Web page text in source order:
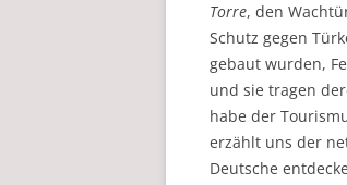
Torre, den
Schutz gegen
gebaut wurden,
und sie tragen
habe der
erzählt uns der
Deutsche